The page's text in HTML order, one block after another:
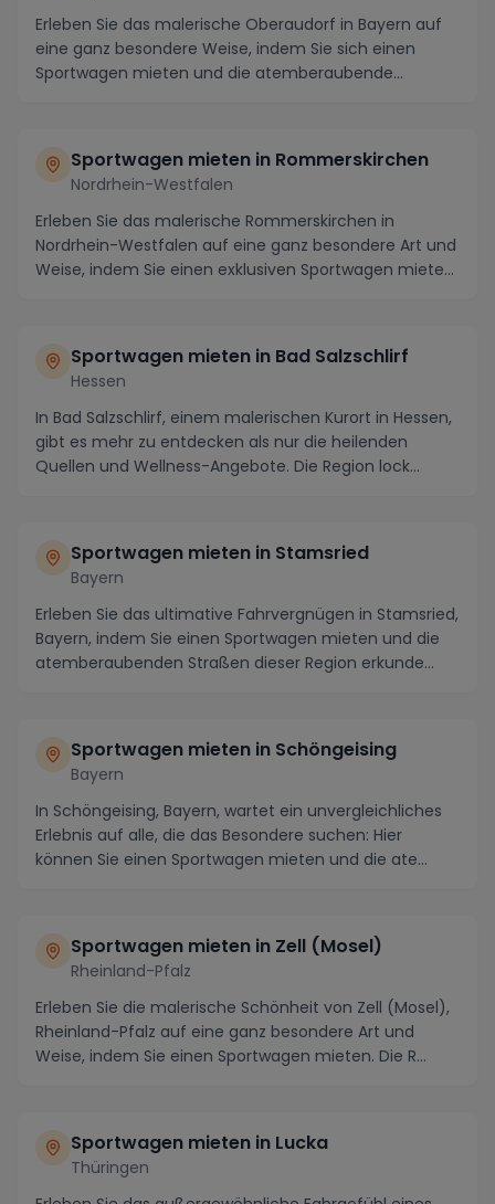
Erleben Sie das malerische Oberaudorf in Bayern auf
eine ganz besondere Weise, indem Sie sich einen
Sportwagen mieten und die atemberaubende
Sportwagen mieten in Rommerskirchen
Nordrhein-Westfalen
Erleben Sie das malerische Rommerskirchen in
Nordrhein-Westfalen auf eine ganz besondere Art und
Weise, indem Sie einen exklusiven Sportwagen mieten.
Sportwagen mieten in Bad Salzschlirf
Hessen
In Bad Salzschlirf, einem malerischen Kurort in Hessen,
gibt es mehr zu entdecken als nur die heilenden
Quellen und Wellness-Angebote. Die Region lock...
Sportwagen mieten in Stamsried
Bayern
Erleben Sie das ultimative Fahrvergnügen in Stamsried,
Bayern, indem Sie einen Sportwagen mieten und die
atemberaubenden Straßen dieser Region erkunde...
Sportwagen mieten in Schöngeising
Bayern
In Schöngeising, Bayern, wartet ein unvergleichliches
Erlebnis auf alle, die das Besondere suchen: Hier
können Sie einen Sportwagen mieten und die ate...
Sportwagen mieten in Zell (Mosel)
Rheinland-Pfalz
Erleben Sie die malerische Schönheit von Zell (Mosel),
Rheinland-Pfalz auf eine ganz besondere Art und
Weise, indem Sie einen Sportwagen mieten. Die R...
Sportwagen mieten in Lucka
Thüringen